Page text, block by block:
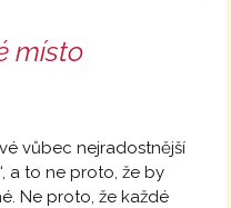
místo
vůbec nejradostnější
a to ne proto, že by
Ne proto, že každé